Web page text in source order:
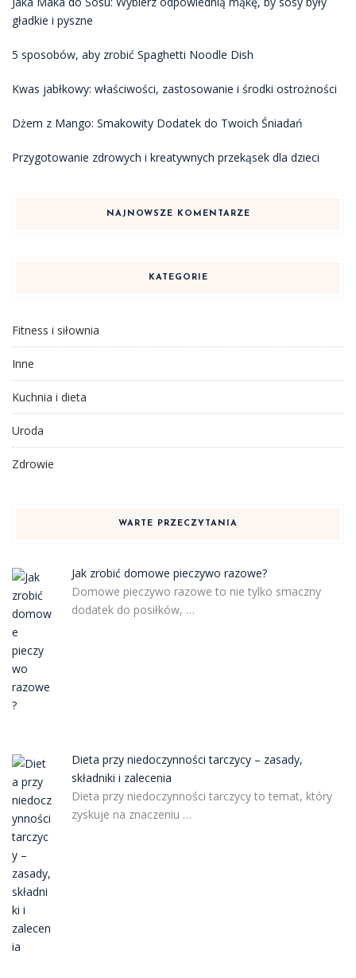
gładkie i pyszne
5 sposobów, aby zrobić Spaghetti Noodle Dish
Kwas jabłkowy: właściwości, zastosowanie i środki ostrożności
Dżem z Mango: Smakowity Dodatek do Twoich Śniadań
Przygotowanie zdrowych i kreatywnych przekąsek dla dzieci
NAJNOWSZE KOMENTARZE
KATEGORIE
Fitness i siłownia
Inne
Kuchnia i dieta
Uroda
Zdrowie
WARTE PRZECZYTANIA
Jak zrobić domowe pieczywo razowe?
Domowe pieczywo razowe to nie tylko smaczny
dodatek do posiłków, …
Dieta przy niedoczynności tarczycy – zasady,
składniki i zalecenia
Dieta przy niedoczynności tarczycy to temat, który
zyskuje na znaczeniu …